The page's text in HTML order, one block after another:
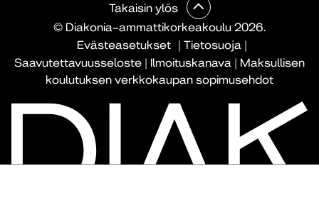
© Diakonia–ammattikorkeakoulu 2026.
Evästeasetukset
| Tietosuoja |
Saavutettavuusseloste | Ilmoituskanava | Maksullisen
koulutuksen verkkokaupan sopimusehdot
Takaisin ylös